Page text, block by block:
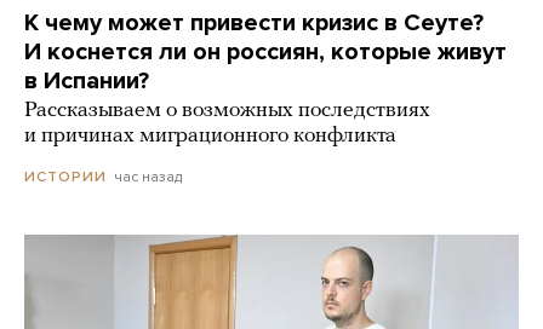
К чему может привести кризис в Сеуте?
И коснется ли он россиян, которые живут
в Испании?
Рассказываем о возможных последствиях
и причинах миграционного конфликта
ИСТОРИИ час назад